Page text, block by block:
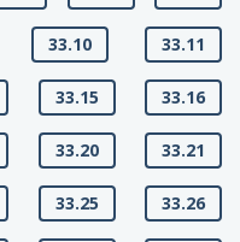
33.10 33.11
33.15 33.16
33.20 33.21
33.25 33.26